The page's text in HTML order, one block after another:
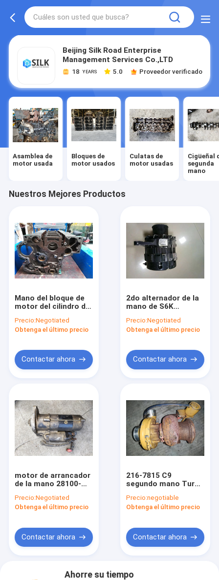
Beijing Silk Road Enterprise
Management Services Co.,LTD
18 YEARS 5.0 Proveedor verificado
Asamblea de
motor usada
Bloques de
motor usados
Culatas de
motor usadas
Cigüeñal
segunda
mano
Nuestros Mejores Productos
Mano del bloque de
motor del cilindro de
bloque de Diesel
Engine Cylinder del
Precio:Negotiated
Obtenga el último precio
Contactar ahora
2do alternador de la
mano de S6K
excavador E320C
32G68-00101 24V
Precio:Negotiated
Obtenga el último precio
Contactar ahora
motor de arrancador
de la mano 28100-
el excavador SK350-8
28100-78124
Precio:Negotiated
Obtenga el último precio
Contactar ahora
216-7815 C9
segundo mano Turbo
acero del motor
diesel de
Precio:negotiable
Obtenga el último precio
Contactar ahora
Ahorre su tiempo